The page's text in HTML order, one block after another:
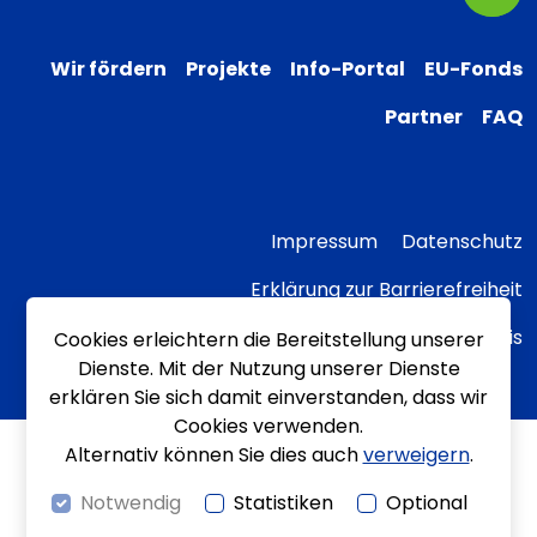
Wir fördern Projekte Info-Portal
EU-Fonds
Partner
FAQ
Impressum
Datenschutz
Erklärung zur Barrierefreiheit
Transparenzhinweis
Cookies erleichtern die Bereitstellung unserer
Dienste. Mit der Nutzung unserer Dienste
erklären Sie sich damit einverstanden, dass wir
Cookies verwenden.
Alternativ können Sie dies auchverweigern.
Notwendig
Statistiken Optional